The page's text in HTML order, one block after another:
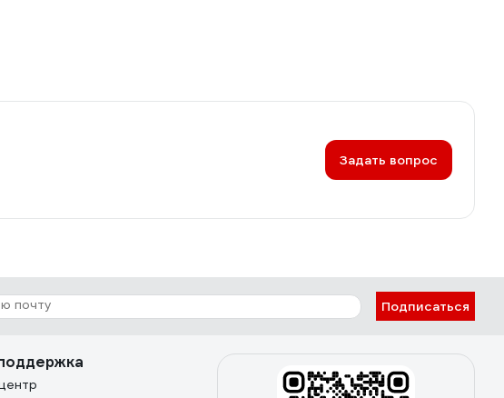
Задать вопрос
Подписаться